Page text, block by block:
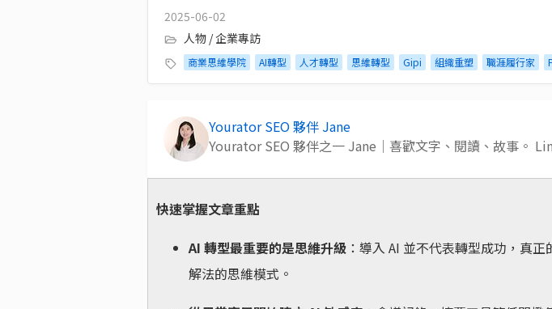
2025-06-02
人物 / 企業專訪
商業思維學院 AI轉型 人才轉型 思維轉型 Gipi 組織重塑 職涯履行家
Yourator SEO 夥伴 Jane
Yourator SEO 夥伴之一 Jane｜喜歡文字、閱讀、故事。
快速掌握文章重點
AI 轉型最重要的是思維升級 ：導入 AI 並不代表轉型成功，真
解法的思維模式。